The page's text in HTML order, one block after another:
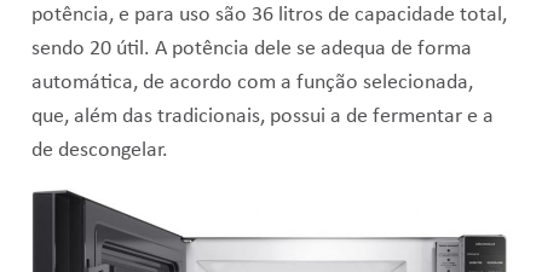
potência, e para uso são 36 litros de capacidade total,
sendo 20 útil. A potência dele se adequa de forma
automática, de acordo com a função selecionada,
que, além das tradicionais, possui a de fermentar e a
de descongelar.